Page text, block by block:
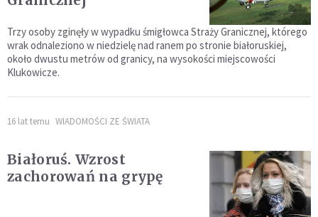
Trzy osoby zginęły w wypadku śmigłowca Straży Granicznej, którego
wrak odnaleziono w niedzielę nad ranem po stronie białoruskiej,
około dwustu metrów od granicy, na wysokości miejscowości
Klukowicze.
16 lat temu WIADOMOŚCI ZE ŚWIATA
Białoruś. Wzrost
zachorowań na grypę